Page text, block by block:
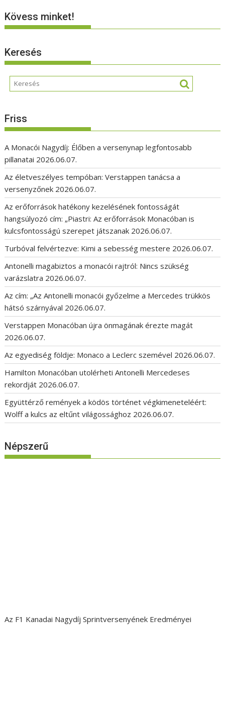
Kövess minket!
Keresés
Friss
A Monacói Nagydíj: Élőben a versenynap legfontosabb
pillanatai 2026.06.07.
Az életveszélyes tempóban: Verstappen tanácsa a
versenyzőnek 2026.06.07.
Az erőforrások hatékony kezelésének fontosságát
hangsúlyozó cím: „Piastri: Az erőforrások Monacóban is
kulcsfontosságú szerepet játszanak 2026.06.07.
Turbóval felvértezve: Kimi a sebesség mestere 2026.06.07.
Antonelli magabiztos a monacói rajtról: Nincs szükség
varázslatra 2026.06.07.
Az cím: „Az Antonelli monacói győzelme a Mercedes trükkös
hátsó szárnyával 2026.06.07.
Verstappen Monacóban újra önmagának érezte magát
2026.06.07.
Az egyediség földje: Monaco a Leclerc szemével 2026.06.07.
Hamilton Monacóban utolérheti Antonelli Mercedeses
rekordját 2026.06.07.
Együttérző remények a ködös történet végkimeneteléért:
Wolff a kulcs az eltűnt világossághoz 2026.06.07.
Népszerű
Az F1 Kanadai Nagydíj Sprintversenyének Eredményei